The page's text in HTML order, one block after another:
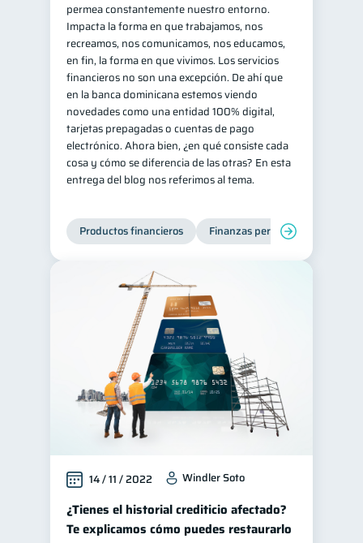
permea constantemente nuestro entorno.
Impacta la forma en que trabajamos, nos
recreamos, nos comunicamos, nos educamos,
en fin, la forma en que vivimos. Los servicios
financieros no son una excepción. De ahí que
en la banca dominicana estemos viendo
novedades como una entidad 100% digital,
tarjetas prepagadas o cuentas de pago
electrónico. Ahora bien, ¿en qué consiste cada
cosa y cómo se diferencia de las otras? En esta
entrega del blog nos referimos al tema.
Productos financieros Finanzas personales
14 / 11 / 2022 Windler Soto
¿Tienes el historial crediticio afectado?
Te explicamos cómo puedes restaurarlo